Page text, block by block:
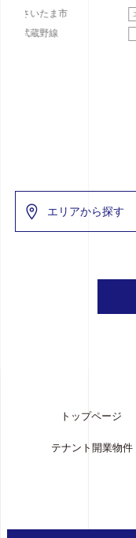
東京メトロ
エリアから探す
トップページ
テナント開業物件